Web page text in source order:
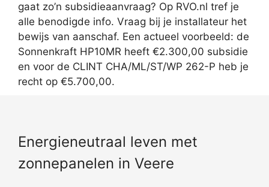
gaat zo’n subsidieaanvraag? Op RVO.nl tref je
alle benodigde info. Vraag bij je installateur het
bewijs van aanschaf. Een actueel voorbeeld: de
Sonnenkraft HP10MR heeft €2.300,00 subsidie
en voor de CLINT CHA/ML/ST/WP 262-P heb je
recht op €5.700,00.
Energieneutraal leven met
zonnepanelen in Veere